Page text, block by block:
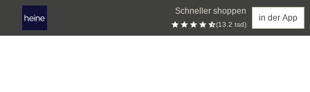
Schneller shoppen
(13.2 tsd)
in der App